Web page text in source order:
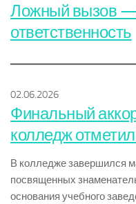
Ложный вызов —
ответственность
02.06.2026
Финальный
колледж
В колледже завершился
посвященных
основания учебного